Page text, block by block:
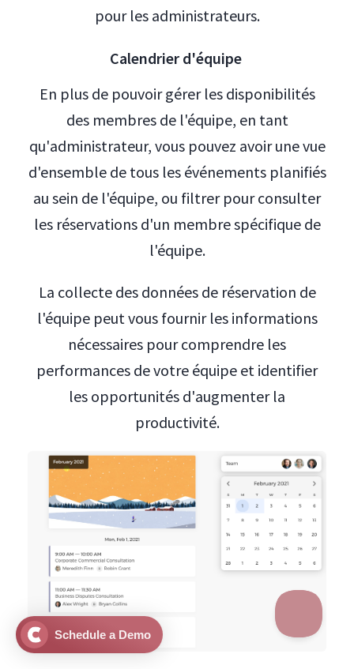
pour les administrateurs.
Calendrier d'équipe
En plus de pouvoir gérer les disponibilités
des membres de l'équipe, en tant
qu'administrateur, vous pouvez avoir une vue
d'ensemble de tous les événements planifiés
au sein de l'équipe, ou filtrer pour consulter
les réservations d'un membre spécifique de
l'équipe.
La collecte des données de réservation de
l'équipe peut vous fournir les informations
nécessaires pour comprendre les
performances de votre équipe et identifier
les opportunités d'augmenter la
productivité.
Schedule a Demo